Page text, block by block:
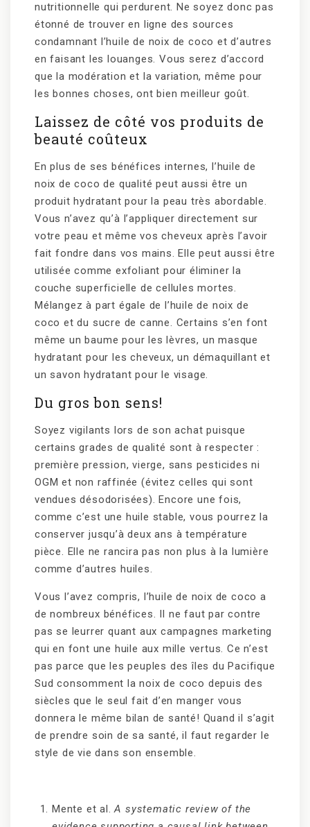
nutritionnelle qui perdurent. Ne soyez donc pas
étonné de trouver en ligne des sources
condamnant l’huile de noix de coco et d’autres
en faisant les louanges. Vous serez d’accord
que la modération et la variation, même pour
les bonnes choses, ont bien meilleur goût.
Laissez de côté vos produits de
beauté coûteux
En plus de ses bénéfices internes, l’huile de
noix de coco de qualité peut aussi être un
produit hydratant pour la peau très abordable.
Vous n’avez qu’à l’appliquer directement sur
votre peau et même vos cheveux après l’avoir
fait fondre dans vos mains. Elle peut aussi être
utilisée comme exfoliant pour éliminer la
couche superficielle de cellules mortes.
Mélangez à part égale de l’huile de noix de
coco et du sucre de canne. Certains s’en font
même un baume pour les lèvres, un masque
hydratant pour les cheveux, un démaquillant et
un savon hydratant pour le visage.
Du gros bon sens!
Soyez vigilants lors de son achat puisque
certains grades de qualité sont à respecter :
première pression, vierge, sans pesticides ni
OGM et non raffinée (évitez celles qui sont
vendues désodorisées). Encore une fois,
comme c’est une huile stable, vous pourrez la
conserver jusqu’à deux ans à température
pièce. Elle ne rancira pas non plus à la lumière
comme d’autres huiles.
Vous l’avez compris, l’huile de noix de coco a
de nombreux bénéfices. Il ne faut par contre
pas se leurrer quant aux campagnes marketing
qui en font une huile aux mille vertus. Ce n’est
pas parce que les peuples des îles du Pacifique
Sud consomment la noix de coco depuis des
siècles que le seul fait d’en manger vous
donnera le même bilan de santé! Quand il s’agit
de prendre soin de sa santé, il faut regarder le
style de vie dans son ensemble.
Mente et al.A systematic review of the